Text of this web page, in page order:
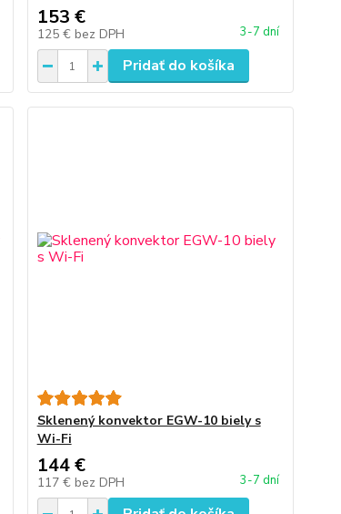
153 €
125 € bez DPH 3-7 dní
Pridať do košíka
Sklenený konvektor EGW-10 biely s
Wi-Fi
144 €
117 € bez DPH 3-7 dní